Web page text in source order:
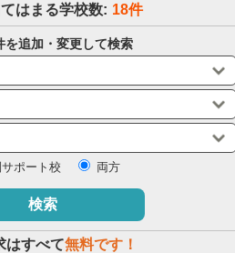
中国
九州・沖縄
はまる学校数: 18件
を追加・変更して検索
ポート校 両方
検索
はすべて無料です！